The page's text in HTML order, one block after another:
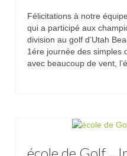
Félicitations à notre
qui a participé aux
division au golf d’Utah
1ére journée des simples
avec beaucoup de vent,